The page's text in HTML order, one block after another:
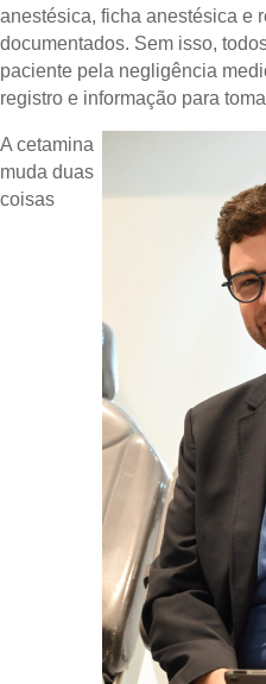
anestésica, ficha anestésica e
documentados. Sem isso,
paciente pela negligência
registro e informação para
A cetamina
muda duas
coisas